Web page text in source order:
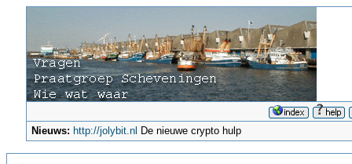
Nieuws: http://jolybit.nl De nieuwe crypto hulp